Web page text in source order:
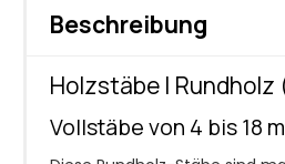
Beschreibung
Holzstäbe | Rundholz
Vollstäbe von 4 bis 18